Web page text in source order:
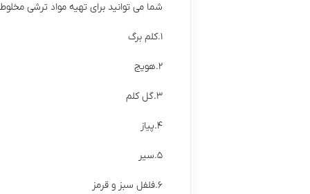
شما می توانید برای تهیه مواد ترشی
۱.کلم برگ
۲.هویج
۳.گل کلم
۴.پیاز
۵.سیر
۶.فلفل سبز و قرمز